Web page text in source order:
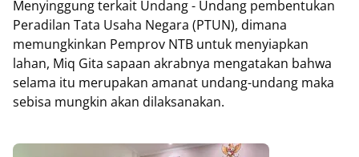
Menyinggung terkait Undang - Undang pembentukan
Peradilan Tata Usaha Negara (PTUN), dimana
memungkinkan Pemprov NTB untuk menyiapkan
lahan, Miq Gita sapaan akrabnya mengatakan bahwa
selama itu merupakan amanat undang-undang maka
sebisa mungkin akan dilaksanakan.